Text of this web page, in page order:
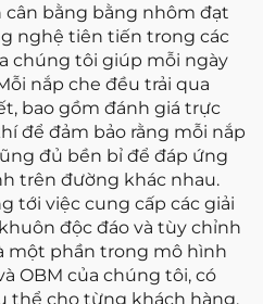
bằng bằng nhôm đạt
nghệ tiên tiến trong các
chúng tôi giúp mỗi ngày
nắp che đều trải qua
bao gồm đánh giá trực
để đảm bảo rằng mỗi nắp
đủ bền bỉ để đáp ứng
trên đường khác nhau.
tới việc cung cấp các giải
độc đáo và tùy chỉnh
một phần trong mô hình
OBM của chúng tôi, có
thể cho từng khách hàng.